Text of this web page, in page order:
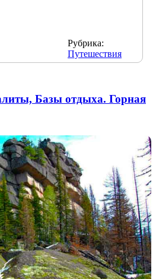
Рубрика:
Путешествия
Базы отдыха. Горная